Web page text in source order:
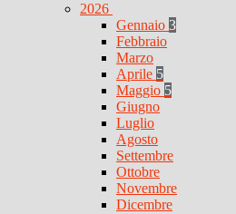
2026
Gennaio 3
Febbraio
Marzo
Aprile 5
Maggio 5
Giugno
Luglio
Agosto
Settembre
Ottobre
Novembre
Dicembre